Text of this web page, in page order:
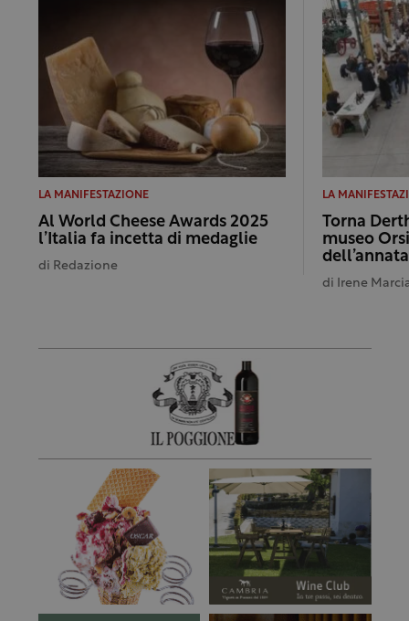
LA MANIFESTAZIONE
Al World Cheese Awards 2025
l’Italia fa incetta di medaglie
di Redazione
LA
Torna
museo
di Irene